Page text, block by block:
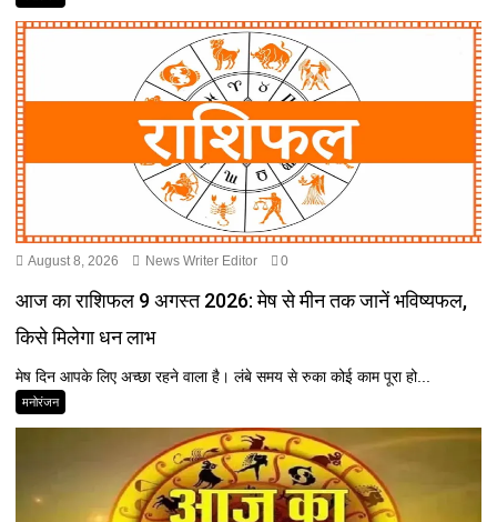
August 8, 2026 News Writer Editor 0
आज का राशिफल 9 अगस्त 2026: मेष से मीन तक जानें भविष्यफल,
किसे मिलेगा धन लाभ
मेष दिन आपके लिए अच्छा रहने वाला है। लंबे समय से रुका कोई काम पूरा हो...
मनोरंजन